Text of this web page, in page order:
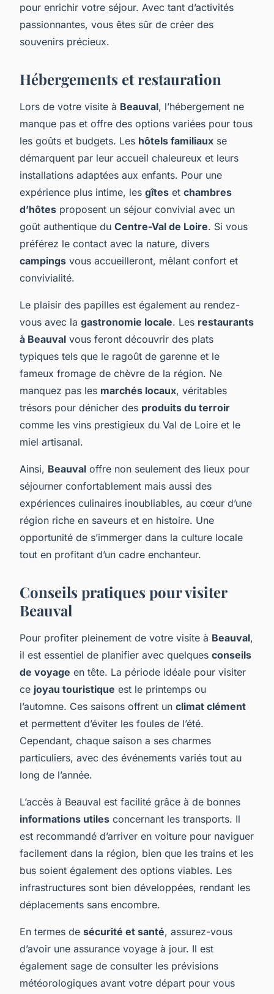
pour enrichir votre séjour. Avec tant d’activités
passionnantes, vous êtes sûr de créer des
souvenirs précieux.
Hébergements et restauration
Lors de votre visite à Beauval, l’hébergement ne
manque pas et offre des options variées pour tous
les goûts et budgets. Les hôtels familiaux se
démarquent par leur accueil chaleureux et leurs
installations adaptées aux enfants. Pour une
expérience plus intime, les gîtes et chambres
d’hôtes proposent un séjour convivial avec un
goût authentique du Centre-Val de Loire. Si vous
préférez le contact avec la nature, divers
campings vous accueilleront, mêlant confort et
convivialité.
Le plaisir des papilles est également au rendez-
vous avec la gastronomie locale. Les restaurants
à Beauval vous feront découvrir des plats
typiques tels que le ragoût de garenne et le
fameux fromage de chèvre de la région. Ne
manquez pas les marchés locaux, véritables
trésors pour dénicher des produits du terroir
comme les vins prestigieux du Val de Loire et le
miel artisanal.
Ainsi, Beauval offre non seulement des lieux pour
séjourner confortablement mais aussi des
expériences culinaires inoubliables, au cœur d’une
région riche en saveurs et en histoire. Une
opportunité de s’immerger dans la culture locale
tout en profitant d’un cadre enchanteur.
Conseils pratiques pour visiter
Beauval
Pour profiter pleinement de votre visite à Beauval,
il est essentiel de planifier avec quelques conseils
de voyage en tête. La période idéale pour visiter
ce joyau touristique est le printemps ou
l’automne. Ces saisons offrent un climat clément
et permettent d’éviter les foules de l’été.
Cependant, chaque saison a ses charmes
particuliers, avec des événements variés tout au
long de l’année.
L’accès à Beauval est facilité grâce à de bonnes
informations utiles concernant les transports. Il
est recommandé d’arriver en voiture pour naviguer
facilement dans la région, bien que les trains et les
bus soient également des options viables. Les
infrastructures sont bien développées, rendant les
déplacements sans encombre.
En termes de sécurité et santé, assurez-vous
d’avoir une assurance voyage à jour. Il est
également sage de consulter les prévisions
météorologiques avant votre départ pour vous